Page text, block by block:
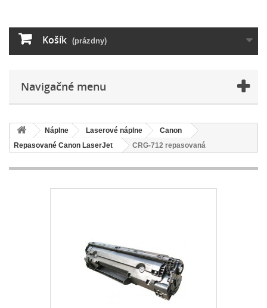
Košík (prázdny)
Navigačné menu
Náplne Laserové náplne
Canon
Repasované Canon LaserJet
CRG-712 repasovaná